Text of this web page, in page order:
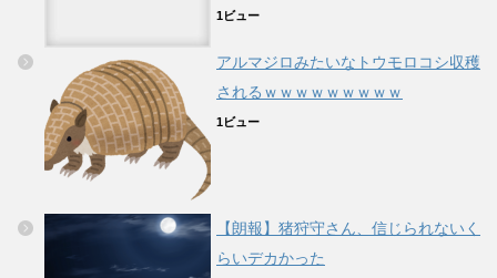
1ビュー
アルマジロみたいなトウモロコシ収穫
されるｗｗｗｗｗｗｗｗｗ
1ビュー
【朗報】猪狩守さん、信じられないく
らいデカかった